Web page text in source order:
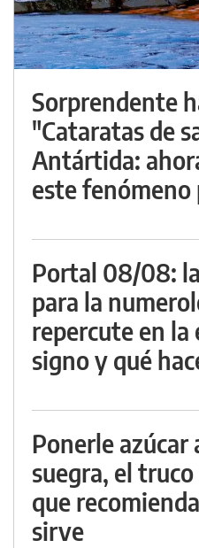
Sorprendente
"Cataratas de
Antártida:
este
Portal 08/08:
para la
repercute en la
signo y qué
Ponerle azúcar
suegra, el
que
sirve